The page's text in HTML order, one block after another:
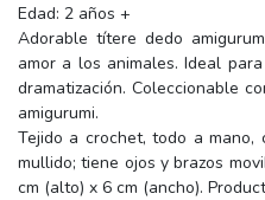
Edad: 2 años +
Adorable títere dedo
amor a los animales. Ideal
dramatización. Coleccionable
amigurumi.
Tejido a crochet, todo a
mullido; tiene ojos y brazos
cm (alto) x 6 cm (ancho).